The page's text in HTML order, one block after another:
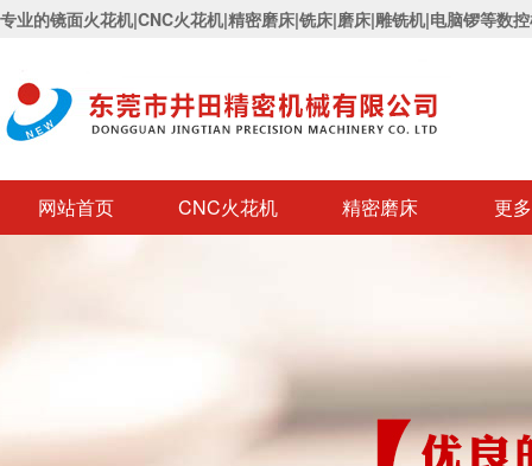
专业的镜面火花机|CNC火花机|精密磨床|铣床|磨床|雕铣机|电脑锣等数
网站首页 CNC火花机 精密磨床 更